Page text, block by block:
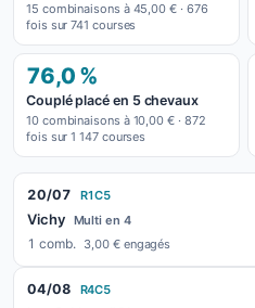
15 combinaisons à 45,00 € · 676
fois sur 741 courses
76,0 %
Couplé placé en 5 chevaux
10 combinaisons à 10,00 € · 872
fois sur 1 147 courses
20/07 R1C5
Vichy Multi en 4
1 comb. 3,00 € engagés
04/08 R4C5